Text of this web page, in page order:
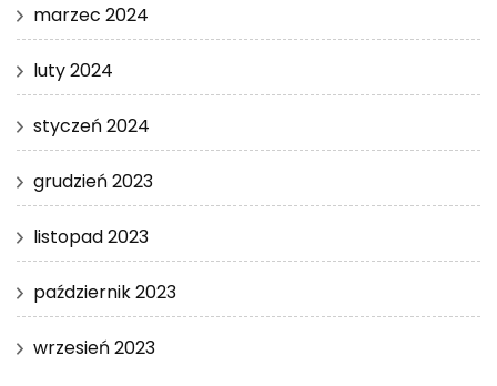
marzec 2024
luty 2024
styczeń 2024
grudzień 2023
listopad 2023
październik 2023
wrzesień 2023